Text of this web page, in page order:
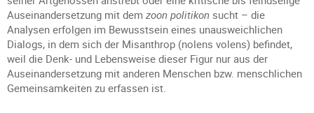
Auseinandersetzung mit dem zoon politikon sucht – die
Analysen erfolgen im Bewusstsein eines unausweichlichen
Dialogs, in dem sich der Misanthrop (nolens volens) befindet,
weil die Denk- und Lebensweise dieser Figur nur aus der
Auseinandersetzung mit anderen Menschen bzw. menschlichen
Gemeinsamkeiten zu erfassen ist.